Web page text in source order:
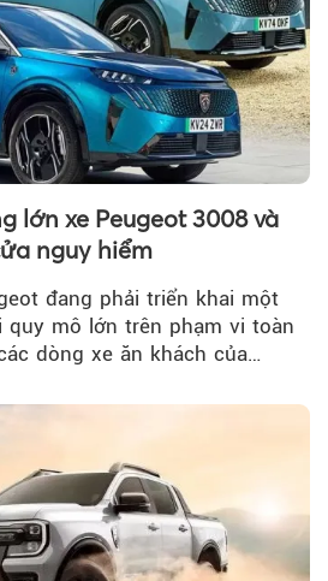
lớn xe Peugeot 3008 và
nguy hiểm
đang phải triển khai một
quy mô lớn trên phạm vi toàn
dòng xe ăn khách của